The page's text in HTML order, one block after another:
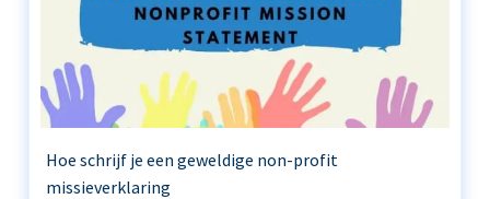
Hoe schrijf je een geweldige non-profit
missieverklaring